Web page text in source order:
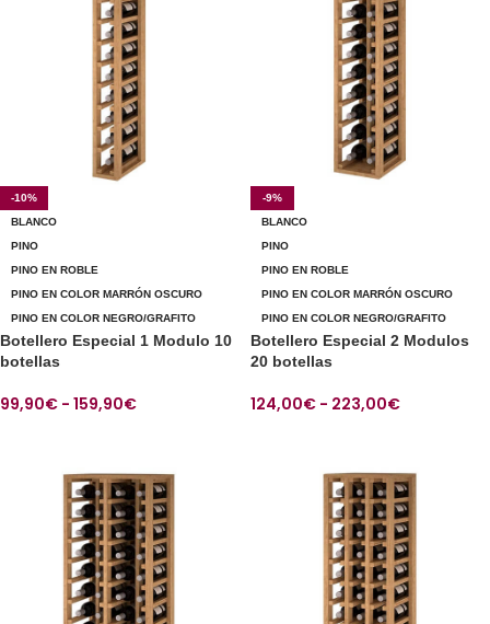
-10%
BLANCO
PINO
PINO EN ROBLE
PINO EN COLOR MARRÓN OSCURO
PINO EN COLOR NEGRO/GRAFITO
Botellero Especial 1 Modulo 10
botellas
99,90€ - 159,90€
-9%
BLANCO
PINO
PINO EN ROBLE
PINO EN COLOR MARRÓN OSCURO
PINO EN COLOR NEGRO/GRAFITO
Botellero Especial 2 Modulos
20 botellas
124,00€ - 223,00€